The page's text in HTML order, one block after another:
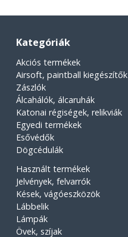
Kategóriák
Akciós termékek
Airsoft, paintball kiegészítők
Zászlók
Álcahálók, álcaruhák
Katonai régiségek, relikviák
Egyedi termékek
Esővédők
Dögcédulák
Használt termékek
Jelvények, felvarrók
Kések, vágóeszközök
Lábbelik
Lámpák
Övek, szíjak